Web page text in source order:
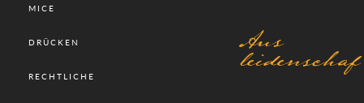
MICE
DRÜCKEN
RECHTLICHE
Aus